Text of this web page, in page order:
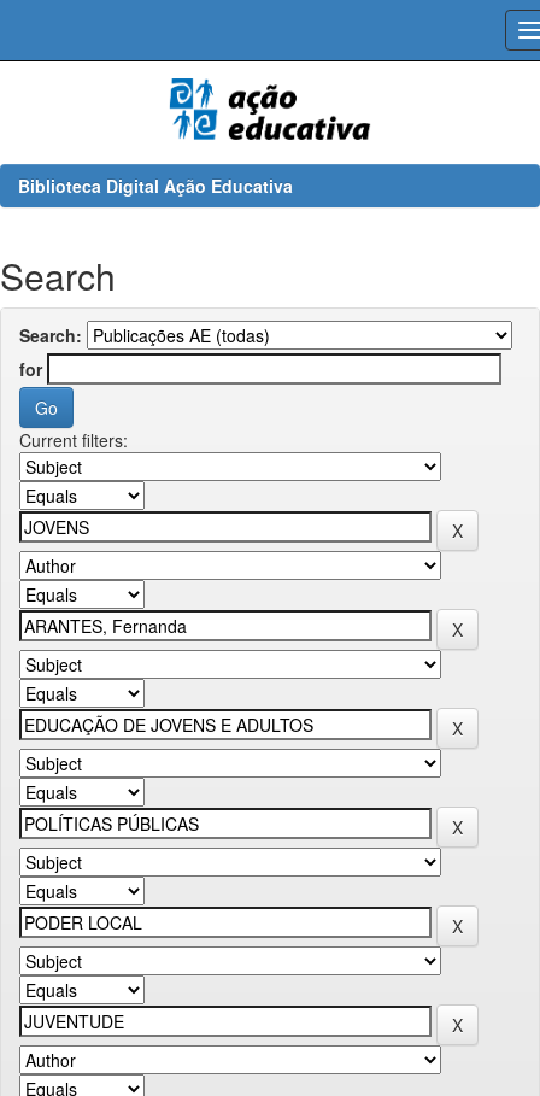
Biblioteca Digital Ação Educativa
Search
Search:
for
Current filters: